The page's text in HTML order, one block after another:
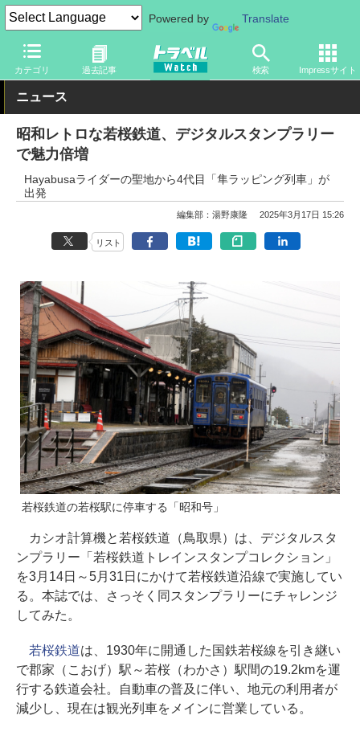
Powered by Translate
カテゴリ 過去記事 検索 Impressサイト
トラベル Watch 旅の方法 鉄旅
ニュース
昭和レトロな若桜鉄道、デジタルスタンプラリー
で魅力倍増
Hayabusaライダーの聖地から4代目「隼ラッピング列車」が
出発
編集部：湯野康隆 2025年3月17日 15:26
リスト
若桜鉄道の若桜駅に停車する「昭和号」
カシオ計算機と若桜鉄道（鳥取県）は、デジタルスタ
ンプラリー「若桜鉄道トレインスタンプコレクション」
を3月14日～5月31日にかけて若桜鉄道沿線で実施してい
る。本誌では、さっそく同スタンプラリーにチャレンジ
してみた。
若桜鉄道は、1930年に開通した国鉄若桜線を引き継い
で郡家（こおげ）駅～若桜（わかさ）駅間の19.2kmを運
行する鉄道会社。自動車の普及に伴い、地元の利用者が
減少し、現在は観光列車をメインに営業している。